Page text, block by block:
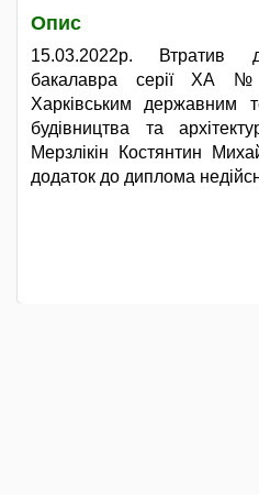
Опис
15.03.2022р. Втратив
бакалавра серії ХА
Харківським державним
будівництва та
Мерзлікін Костянтин
додаток до диплома